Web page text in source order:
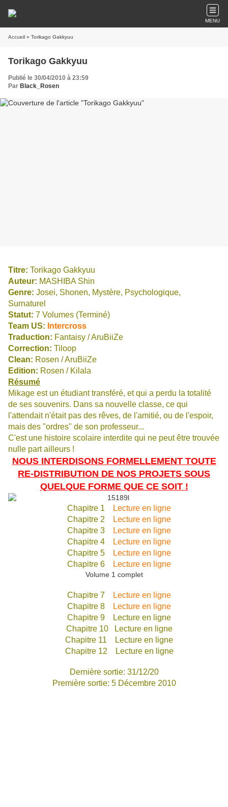
MENU
Accueil » Torikago Gakkyuu
Torikago Gakkyuu
Publié le 30/04/2010 à 23:59
Par Black_Rosen
Titre: Torikago Gakkyuu
Auteur: MASHIBA Shin
Genre: Josei, Shonen, Mystère, Psychologique,
Surnaturel
Statut: 7 Volumes (Terminé)
Team US: Intercross
Traduction: Fantaisy / AruBiiZe
Correction: Tiloop
Clean: Rosen / AruBiiZe
Edition: Rosen / Kilala
Résumé
Mikage est un étudiant transféré, et qui a perdu la totalité
de ses souvenirs. Dans sa nouvelle classe, ce qui
l'attendait n'était pas des rêves, de l'amitié, ou de l'espoir,
mais des "ordres" de son professeur...
C'est une histoire scolaire interdite qui ne peut être trouvée
nulle part ailleurs !
NOUS INTERDISONS FORMELLEMENT TOUTE
RE-DISTRIBUTION DE NOS PROJETS SOUS
QUELQUE FORME QUE CE SOIT !
Chapitre 1
Lecture en ligne
Chapitre 2
Lecture en ligne
Chapitre 3
Lecture en ligne
Chapitre 4
Lecture en ligne
Chapitre 5
Lecture en ligne
Chapitre 6
Lecture en ligne
Volume 1 complet
Chapitre 7
Lecture en ligne
Chapitre 8
Lecture en ligne
Chapitre 9 Lecture en ligne
Chapitre 10 Lecture en ligne
Chapitre 11 Lecture en ligne
Chapitre 12 Lecture en ligne
Dernière sortie: 31/12/20
Première sortie: 5 Décembre 2010